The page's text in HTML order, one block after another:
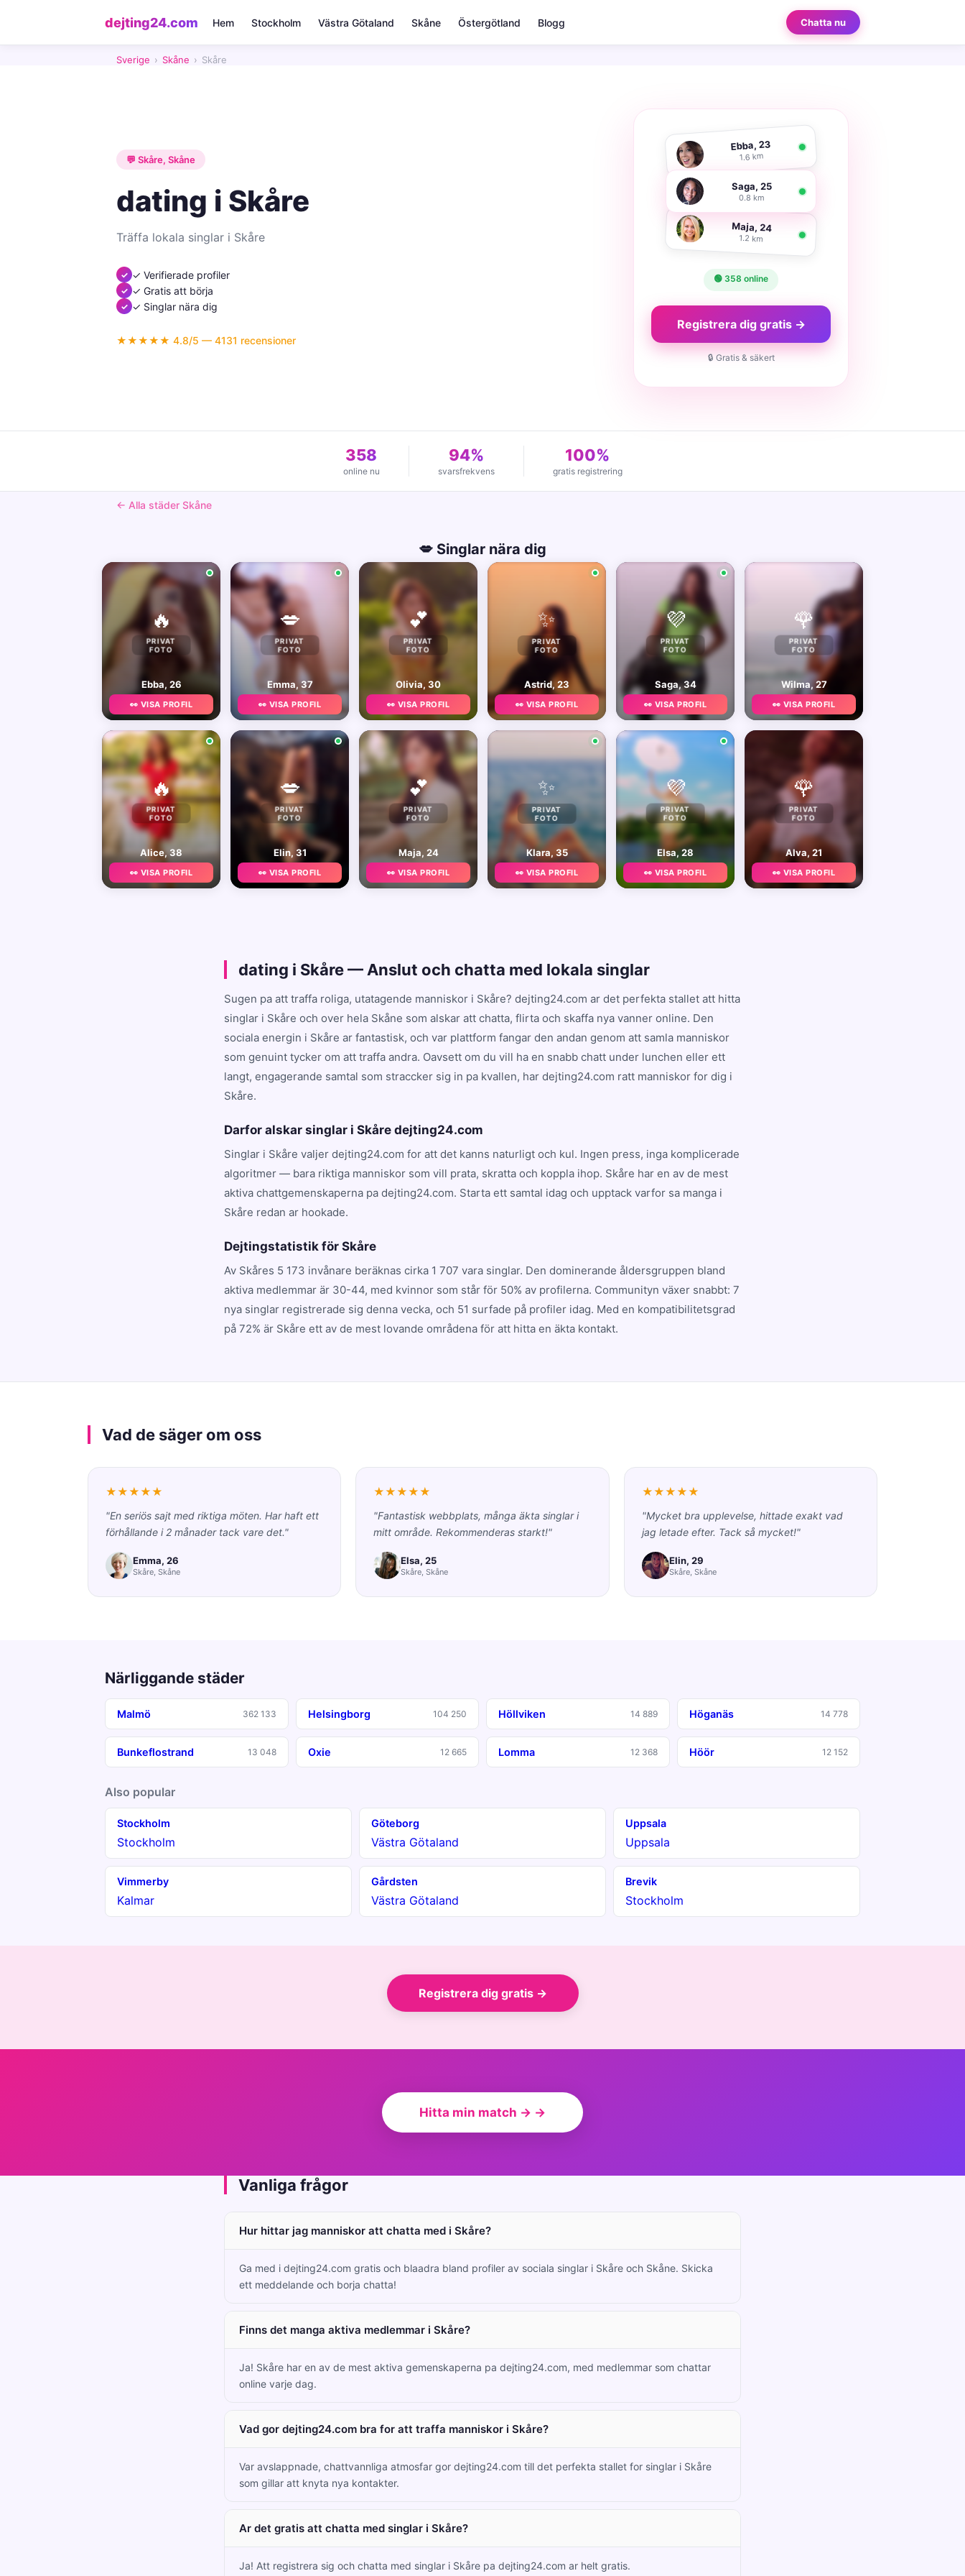
dejting24.com Hem Stockholm Västra Götaland Skåne Östergötland Blogg Chatta nu
Sverige › Skåne › Skåre
💬 Skåre, Skåne
dating i Skåre
Träffa lokala singlar i Skåre
✓ Verifierade profiler
✓ Gratis att börja
✓ Singlar nära dig
★★★★★ 4.8/5 — 4131 recensioner
Ebba, 23
1.6 km
Saga, 25
0.8 km
Maja, 24
1.2 km
🟢 358 online
Registrera dig gratis →
🔒 Gratis & säkert
358
online nu
94%
svarsfrekvens
100%
gratis registrering
← Alla städer Skåne
💋 Singlar nära dig
🔥
PRIVAT
FOTO
Ebba, 26
👀 VISA PROFIL
💋
PRIVAT
FOTO
Emma, 37
👀 VISA PROFIL
💕
PRIVAT
FOTO
Olivia, 30
👀 VISA PROFIL
✨
PRIVAT
FOTO
Astrid, 23
👀 VISA PROFIL
💜
PRIVAT
FOTO
Saga, 34
👀 VISA PROFIL
🌹
PRIVAT
FOTO
Wilma, 27
👀 VISA PROFIL
🔥
PRIVAT
FOTO
Alice, 38
👀 VISA PROFIL
💋
PRIVAT
FOTO
Elin, 31
👀 VISA PROFIL
💕
PRIVAT
FOTO
Maja, 24
👀 VISA PROFIL
✨
PRIVAT
FOTO
Klara, 35
👀 VISA PROFIL
💜
PRIVAT
FOTO
Elsa, 28
👀 VISA PROFIL
🌹
PRIVAT
FOTO
Alva, 21
👀 VISA PROFIL
dating i Skåre — Anslut och chatta med lokala singlar
Sugen pa att traffa roliga, utatagende manniskor i Skåre? dejting24.com ar det perfekta stallet att hitta
singlar i Skåre och over hela Skåne som alskar att chatta, flirta och skaffa nya vanner online. Den
sociala energin i Skåre ar fantastisk, och var plattform fangar den andan genom att samla manniskor
som genuint tycker om att traffa andra. Oavsett om du vill ha en snabb chatt under lunchen eller ett
langt, engagerande samtal som straccker sig in pa kvallen, har dejting24.com ratt manniskor for dig i
Skåre.
Darfor alskar singlar i Skåre dejting24.com
Singlar i Skåre valjer dejting24.com for att det kanns naturligt och kul. Ingen press, inga komplicerade
algoritmer — bara riktiga manniskor som vill prata, skratta och koppla ihop. Skåre har en av de mest
aktiva chattgemenskaperna pa dejting24.com. Starta ett samtal idag och upptack varfor sa manga i
Skåre redan ar hookade.
Dejtingstatistik för Skåre
Av Skåres 5 173 invånare beräknas cirka 1 707 vara singlar. Den dominerande åldersgruppen bland
aktiva medlemmar är 30-44, med kvinnor som står för 50% av profilerna. Communityn växer snabbt: 7
nya singlar registrerade sig denna vecka, och 51 surfade på profiler idag. Med en kompatibilitetsgrad
på 72% är Skåre ett av de mest lovande områdena för att hitta en äkta kontakt.
Vad de säger om oss
★★★★★
"En seriös sajt med riktiga möten. Har haft ett
förhållande i 2 månader tack vare det."
Emma, 26
Skåre, Skåne
★★★★★
"Fantastisk webbplats, många äkta singlar i
mitt område. Rekommenderas starkt!"
Elsa, 25
Skåre, Skåne
★★★★★
"Mycket bra upplevelse, hittade exakt vad
jag letade efter. Tack så mycket!"
Elin, 29
Skåre, Skåne
Närliggande städer
Malmö 362 133 Helsingborg 104 250 Höllviken 14 889 Höganäs 14 778
Bunkeflostrand 13 048 Oxie 12 665 Lomma 12 368 Höör 12 152
Also popular
Stockholm
Stockholm
Göteborg
Västra Götaland
Uppsala
Uppsala
Vimmerby
Kalmar
Gårdsten
Västra Götaland
Brevik
Stockholm
Registrera dig gratis →
Hitta min match → →
Vanliga frågor
Hur hittar jag manniskor att chatta med i Skåre?
Ga med i dejting24.com gratis och blaadra bland profiler av sociala singlar i Skåre och Skåne. Skicka
ett meddelande och borja chatta!
Finns det manga aktiva medlemmar i Skåre?
Ja! Skåre har en av de mest aktiva gemenskaperna pa dejting24.com, med medlemmar som chattar
online varje dag.
Vad gor dejting24.com bra for att traffa manniskor i Skåre?
Var avslappnade, chattvannliga atmosfar gor dejting24.com till det perfekta stallet for singlar i Skåre
som gillar att knyta nya kontakter.
Ar det gratis att chatta med singlar i Skåre?
Ja! Att registrera sig och chatta med singlar i Skåre pa dejting24.com ar helt gratis.